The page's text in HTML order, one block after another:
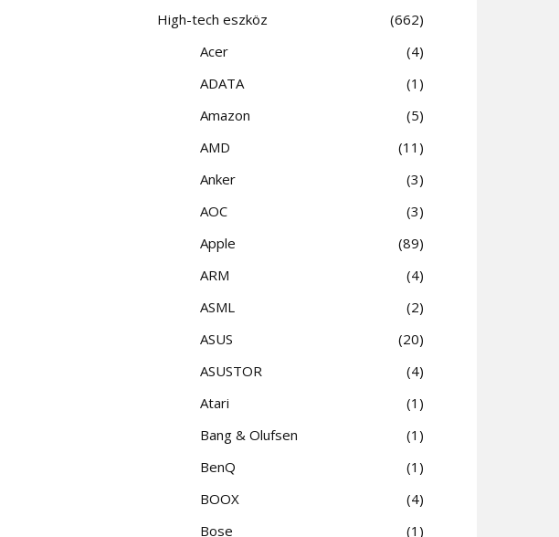
High-tech eszköz
662
Acer
4
ADATA
1
Amazon
5
AMD
11
Anker
3
AOC
3
Apple
89
ARM
4
ASML
2
ASUS
20
ASUSTOR
4
Atari
1
Bang & Olufsen
1
BenQ
1
BOOX
4
Bose
1